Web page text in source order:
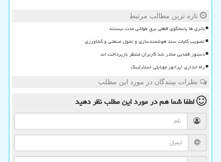
تازه ترین مطالب مرتبط
باتری ها پاسخگوی قطعی برق طولانی مدت نیستند
تصویب کلیات سند هوشمندسازی و تحول صنعتی و کشاورزی
دستور قضایی صادر شد کاربران منتظر بازپرداخت اند
راه اندازی اپراتور موبایلی استارلینک
نظرات بینندگان در مورد این مطلب
لطفا شما همدر مورد این مطلبنظر دهید